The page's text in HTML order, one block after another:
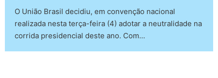
O União Brasil decidiu, em convenção nacional
realizada nesta terça-feira (4) adotar a neutralidade na
corrida presidencial deste ano. Com…